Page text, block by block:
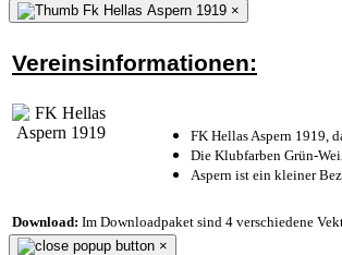
×
Vereinsinformationen:
FK Hellas Aspern 1919,
Die Klubfarben Grün-
Aspern ist ein kleiner
Download: Im Downloadpaket sind 4 verschiedene
×